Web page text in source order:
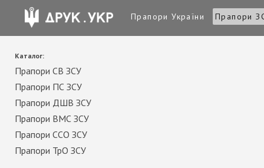
Прапори України Прапори
Каталог:
Прапори СВ ЗСУ
Прапори ПС ЗСУ
Прапори ДШВ ЗСУ
Прапори ВМС ЗСУ
Прапори ССО ЗСУ
Прапори ТрО ЗСУ